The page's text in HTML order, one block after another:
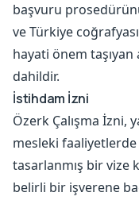
başvuru
ve Türkiye
hayati önem taşıyan
dahildir.
İstihdam İzni
Özerk Çalışma İzni,
mesleki
tasarlanmış bir vize
belirli bir işverene